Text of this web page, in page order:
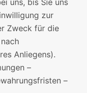
uns, bis Sie uns
zur
Zweck für die
Anliegens).
–
–